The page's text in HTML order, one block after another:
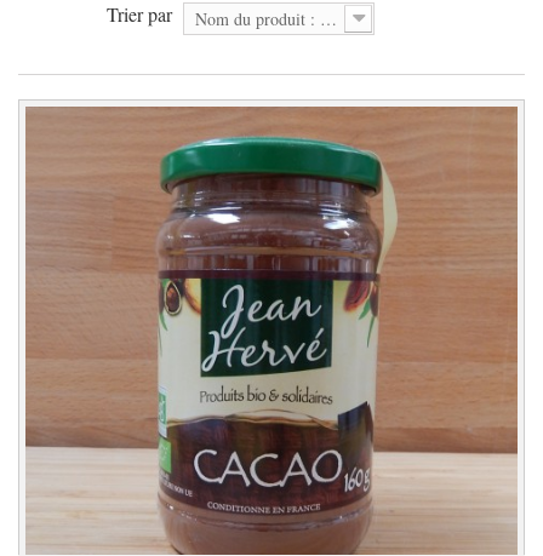
Trier par Nom du produit : A à Z